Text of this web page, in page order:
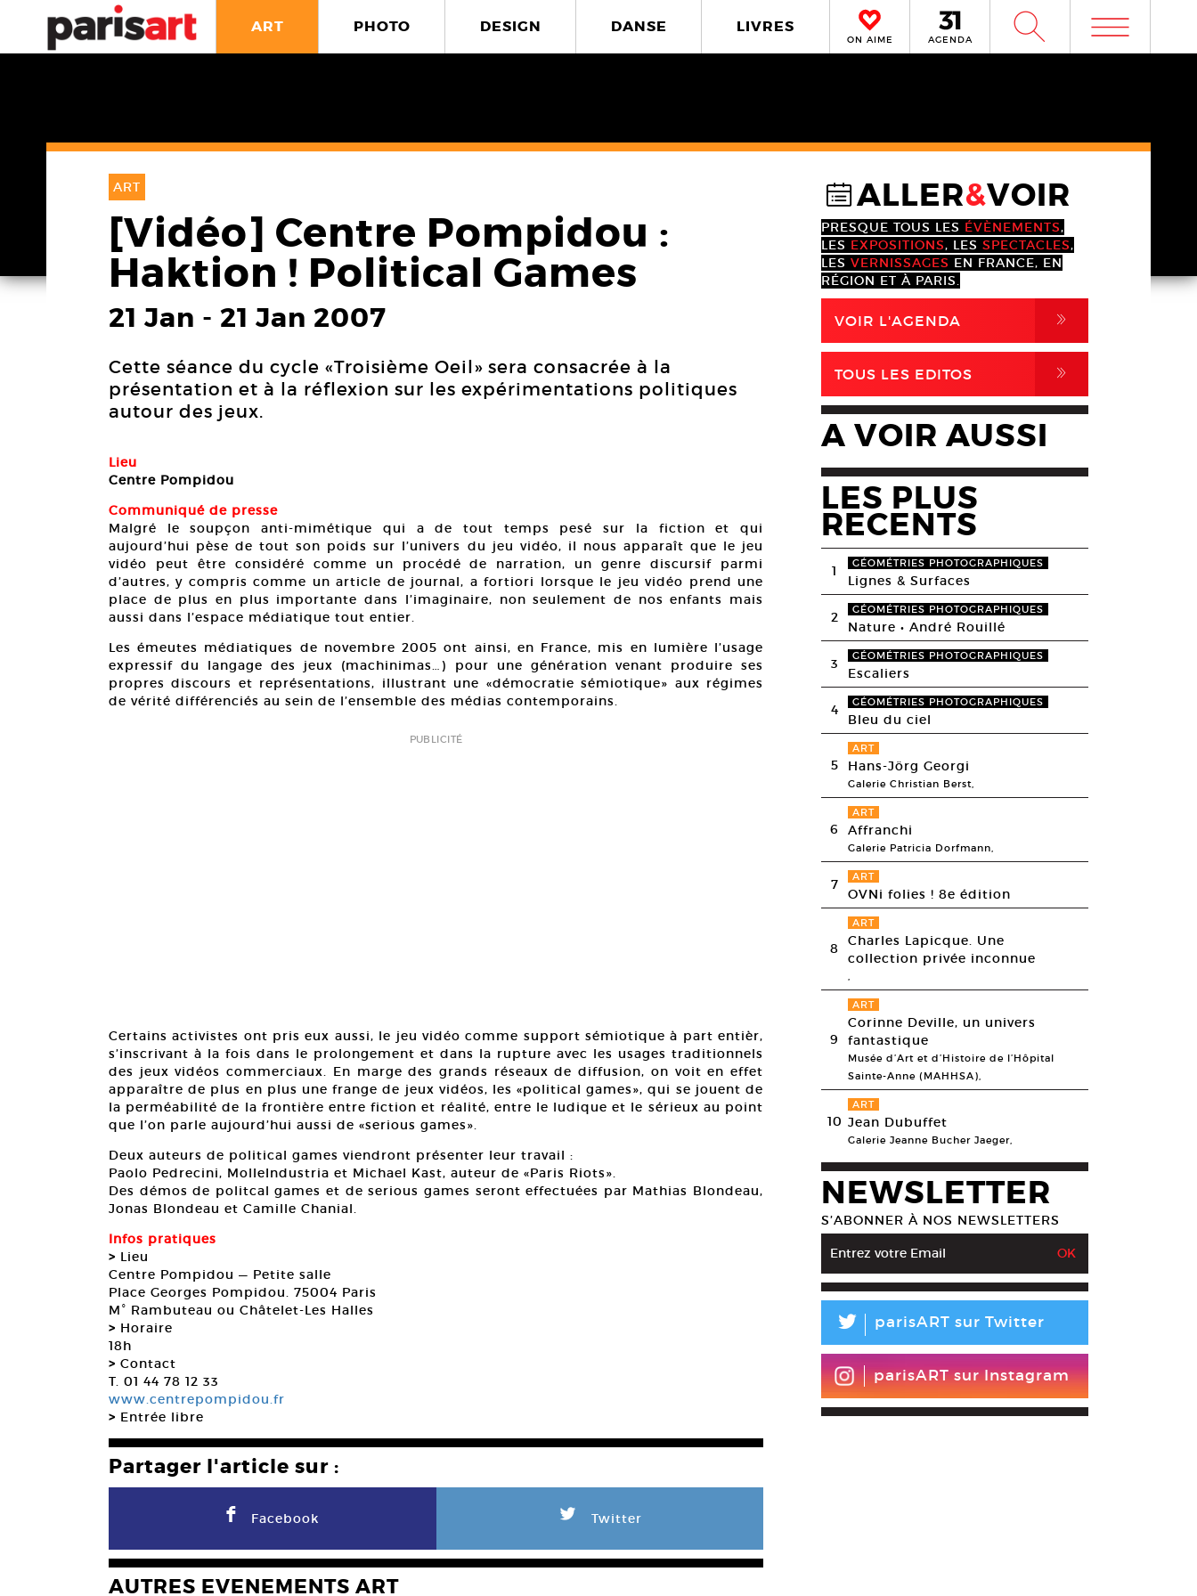
ART PHOTO DESIGN DANSE LIVRES
ON AIME AGENDA W m
ART
[Vidéo] Centre Pompidou :
Haktion ! Political Games
21 Jan - 21 Jan 2007
Cette séance du cycle «Troisième Oeil» sera consacrée à la
présentation et à la réflexion sur les expérimentations politiques
autour des jeux.
Lieu
Centre Pompidou
Communiqué de presse
Malgré le soupçon anti-mimétique qui a de tout temps pesé sur la fiction et qui
aujourd’hui pèse de tout son poids sur l’univers du jeu vidéo, il nous apparaît que le jeu
vidéo peut être considéré comme un procédé de narration, un genre discursif parmi
d’autres, y compris comme un article de journal, a fortiori lorsque le jeu vidéo prend une
place de plus en plus importante dans l’imaginaire, non seulement de nos enfants mais
aussi dans l’espace médiatique tout entier.
Les émeutes médiatiques de novembre 2005 ont ainsi, en France, mis en lumière l’usage
expressif du langage des jeux (machinimas…) pour une génération venant produire ses
propres discours et représentations, illustrant une «démocratie sémiotique» aux régimes
de vérité différenciés au sein de l’ensemble des médias contemporains.
PUBLICITÉ
Certains activistes ont pris eux aussi, le jeu vidéo comme support sémiotique à part entièr,
s’inscrivant à la fois dans le prolongement et dans la rupture avec les usages traditionnels
des jeux vidéos commerciaux. En marge des grands réseaux de diffusion, on voit en effet
apparaître de plus en plus une frange de jeux vidéos, les «political games», qui se jouent de
la perméabilité de la frontière entre fiction et réalité, entre le ludique et le sérieux au point
que l’on parle aujourd’hui aussi de «serious games».
Deux auteurs de political games viendront présenter leur travail :
Paolo Pedrecini, MolleIndustria et Michael Kast, auteur de «Paris Riots».
Des démos de politcal games et de serious games seront effectuées par Mathias Blondeau,
Jonas Blondeau et Camille Chanial.
Infos pratiques
> Lieu
Centre Pompidou — Petite salle
Place Georges Pompidou. 75004 Paris
M° Rambuteau ou Châtelet-Les Halles
> Horaire
18h
> Contact
T. 01 44 78 12 33
www.centrepompidou.fr
> Entrée libre
Partager l'article sur :
F Facebook L Twitter
AUTRES EVENEMENTS ART
@ALLER&VOIR
PRESQUE TOUS LES ÉVÈNEMENTS,
LES EXPOSITIONS, LES SPECTACLES,
LES VERNISSAGES EN FRANCE, EN
RÉGION ET À PARIS.
VOIR L'AGENDA ,
TOUS LES EDITOS ,
A VOIR AUSSI
LES PLUS
RECENTS
1 GÉOMÉTRIES PHOTOGRAPHIQUES
Lignes & Surfaces
2 GÉOMÉTRIES PHOTOGRAPHIQUES
Nature • André Rouillé
3 GÉOMÉTRIES PHOTOGRAPHIQUES
Escaliers
4 GÉOMÉTRIES PHOTOGRAPHIQUES
Bleu du ciel
5
ART
Hans-Jörg Georgi
Galerie Christian Berst,
6
ART
Affranchi
Galerie Patricia Dorfmann,
7 ART
OVNi folies ! 8e édition
8
ART
Charles Lapicque. Une
collection privée inconnue
,
9
ART
Corinne Deville, un univers
fantastique
Musée d’Art et d’Histoire de l’Hôpital
Sainte-Anne (MAHHSA),
10
ART
Jean Dubuffet
Galerie Jeanne Bucher Jaeger,
NEWSLETTER
S’ABONNER À NOS NEWSLETTERS
L parisART sur Twitter
parisART sur Instagram